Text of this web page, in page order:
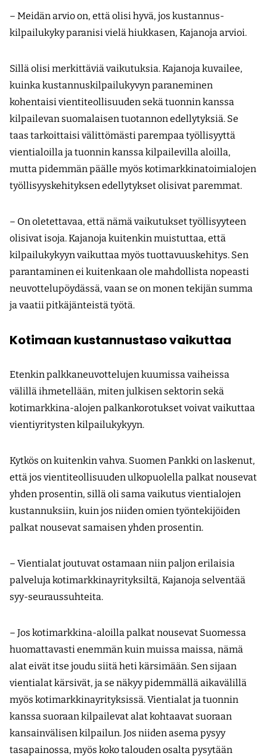
– Meidän arvio on, että olisi hyvä, jos kustannus­
kilpailukyky paranisi vielä hiukkasen, Kajanoja arvioi.
Sillä olisi merkittäviä vaikutuksia. Kajanoja kuvai­lee,
kuinka kustannuskilpailukyvyn paraneminen
kohentaisi vientiteollisuuden sekä tuonnin kanssa
kilpailevan suomalaisen tuotannon edellytyksiä. Se
taas tarkoittaisi välittömästi parempaa työllisyyttä
vientialoilla ja tuonnin kanssa kilpailevilla aloilla,
mutta pidemmän päälle myös kotimarkkinatoimi­alojen
työllisyyskehityksen edellytykset olisivat paremmat.
– On oletettavaa, että nämä vaikutukset työllisyyteen
olisivat isoja. Kajanoja kuitenkin muistuttaa, että
kilpailukykyyn vaikuttaa myös tuottavuuskehitys. Sen
parantaminen ei kuitenkaan ole mahdollista nopeasti
neuvottelupöydässä, vaan se on monen tekijän summa
ja vaatii pitkäjänteistä työtä.
Kotimaan kustannustaso vaikuttaa
Etenkin palkkaneuvottelujen kuumissa vaiheissa
välillä ihmetellään, miten julkisen sektorin sekä
kotimarkkina-alojen palkankorotukset voivat vaikuttaa
vientiyritysten kilpailukykyyn.
Kytkös on kuitenkin vahva. Suomen Pankki on laskenut,
että jos vientiteollisuuden ulkopuolella palkat nousevat
yhden prosentin, sillä oli sama vaikutus vientialojen
kustannuksiin, kuin jos niiden omien työntekijöiden
palkat nousevat samaisen yhden prosentin.
– Vientialat joutuvat ostamaan niin paljon erilaisia
palveluja kotimarkkinayrityksiltä, Kajanoja selventää
syy-seuraussuhteita.
– Jos kotimarkkina-aloilla palkat nousevat Suomessa
huomattavasti enemmän kuin muissa maissa, nämä
alat eivät itse joudu siitä heti kärsimään. Sen sijaan
vientialat kärsivät, ja se näkyy pidemmällä aikavälillä
myös kotimarkkinayrityksissä. Vientialat ja tuonnin
kanssa suoraan kilpailevat alat kohtaavat suoraan
kansainvälisen kilpailun. Jos niiden asema pysyy
tasapainossa, myös koko talouden osalta pysytään